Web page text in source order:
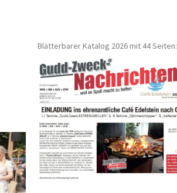
Blätterbarer Katalog 2026 mit 44 Seiten: